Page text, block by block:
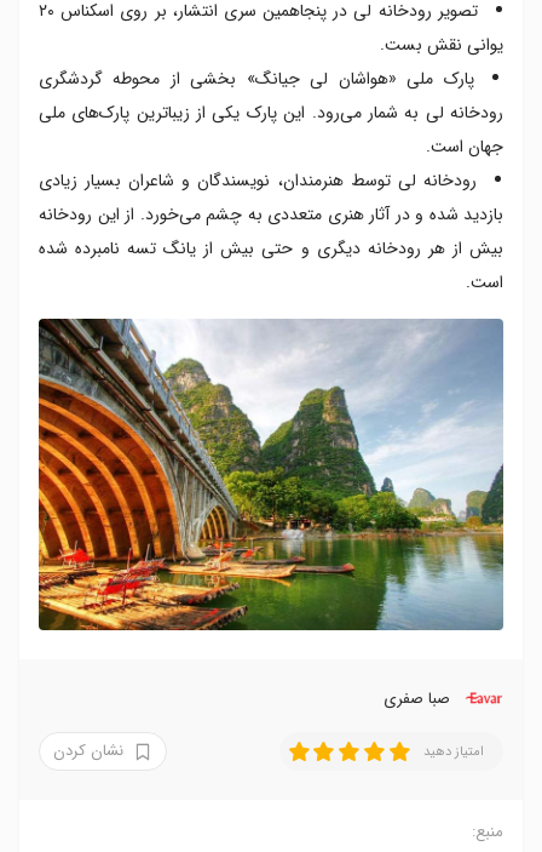
تصویر رودخانه لی در پنجاهمین سری انتشار، بر روی اسکناس ۲۰
یوانی نقش بست.
پارک ملی «هواشان لی جیانگ» بخشی از محوطه گردشگری
رودخانه لی به شمار می‌رود. این پارک یکی از زیباترین پارک‌های ملی
جهان است.
رودخانه لی توسط هنرمندان، نویسندگان و شاعران بسیار زیادی
بازدید شده و در آثار هنری متعددی به چشم می‌خورد. از این رودخانه
بیش از هر رودخانه دیگری و حتی بیش از یانگ تسه نامبرده شده
است.
صبا صفری
امتیاز دهید نشان کردن
منبع: